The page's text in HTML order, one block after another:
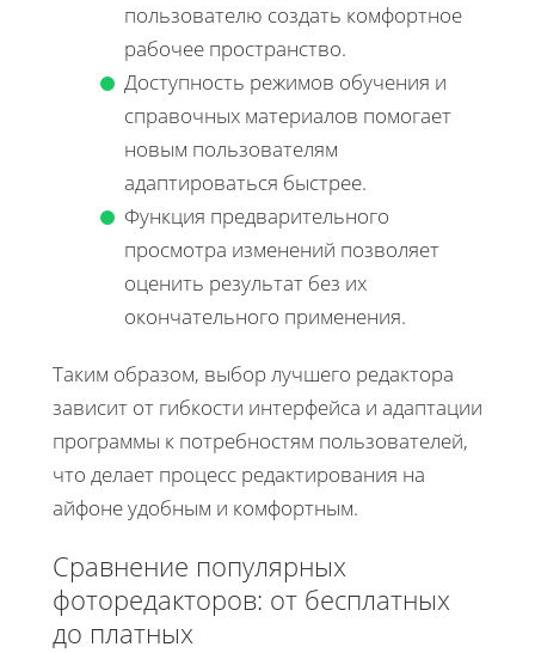
пользователю создать комфортное
рабочее пространство.
Доступность режимов обучения и
справочных материалов помогает
новым пользователям
адаптироваться быстрее.
Функция предварительного
просмотра изменений позволяет
оценить результат без их
окончательного применения.
Таким образом, выбор лучшего редактора
зависит от гибкости интерфейса и адаптации
программы к потребностям пользователей,
что делает процесс редактирования на
айфоне удобным и комфортным.
Сравнение популярных
фоторедакторов: от бесплатных
до платных